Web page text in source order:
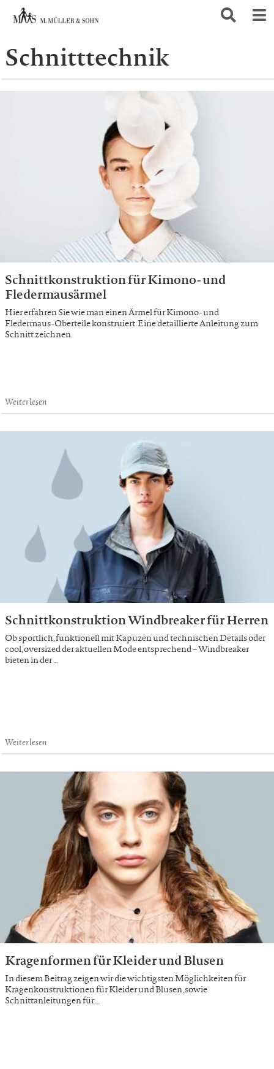
Schnitttechnik
Schnittkonstruktion für Kimono- und
Fledermausärmel
Hier erfahren Sie wie man einen Ärmel für Kimono- und
Fledermaus-Oberteile konstruiert. Eine detaillierte Anleitung zum
Schnitt zeichnen.
Weiterlesen
Schnittkonstruktion Windbreaker für Herren
Ob sportlich, funktionell mit Kapuzen und technischen Details oder
cool, oversized der aktuellen Mode entsprechend – Windbreaker
bieten in der …
Weiterlesen
Kragenformen für Kleider und Blusen
In diesem Beitrag zeigen wir die wichtigsten Möglichkeiten für
Kragenkonstruktionen für Kleider und Blusen, sowie
Schnittanleitungen für …